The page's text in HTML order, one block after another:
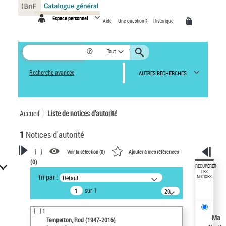
Espace personnel Aide Une question ? Historique
Tout
Recherche avancée AUTRES RECHERCHES
Accueil Liste de notices d’autorité
1 Notices d'autorité
VOTRE RECHERCHE
Recherche avancée dans les
notices d’autorité
Œuvres liées à l'auteur :
Temperton, Rod (1947-2016)
Voir la sélection (0) Ajouter à mes références
(0)
Tri par : Défaut
sur 1
20
résultats/page
1
Temperton, Rod (1947-2016)
RÉCUPÉRER
LES
NOTICES
Ma
Panneau de gestion des cookies